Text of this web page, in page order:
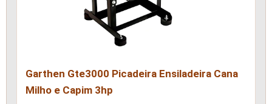
Garthen Gte3000 Picadeira Ensiladeira Cana
Milho e Capim 3hp